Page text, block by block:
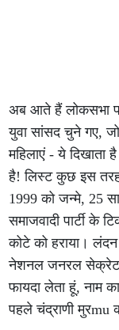
अब आते हैं लोकसभा
युवा सांसद चुने गए,
महिलाएं - ये दिखाता
है! लिस्ट कुछ इस
1999 को जन्मे, 25
समाजवादी पार्टी के
कोटे को हराया।
नेशनल जनरल
फायदा लेता हूं, नाम
पहले चंद्राणी मुरmu